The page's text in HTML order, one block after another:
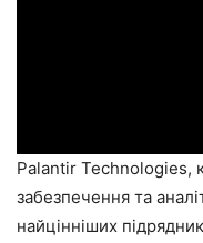
Palantir Technologies,
забезпечення та
найцінніших